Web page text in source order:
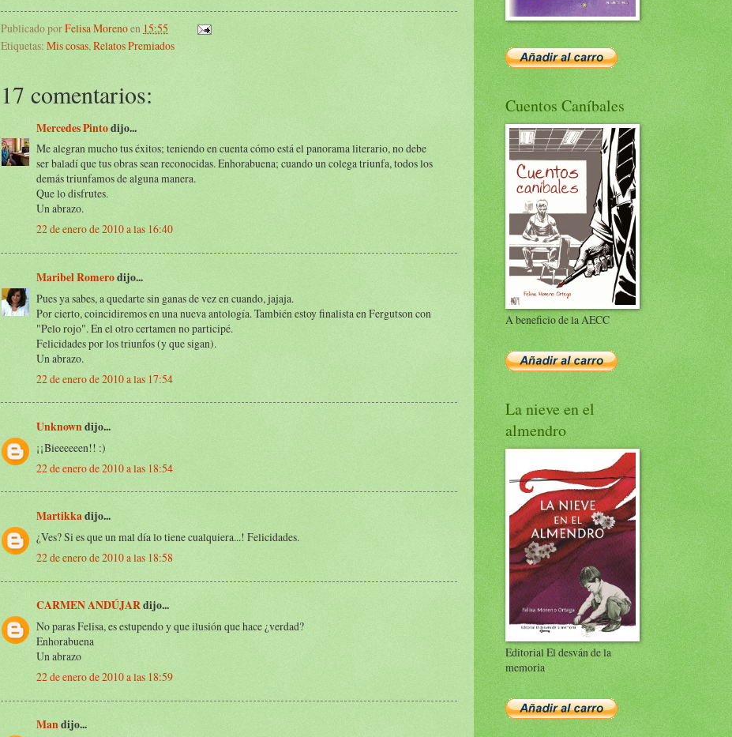
Publicado porFelisa Morenoen 15:55
Etiquetas: Mis cosas, Relatos Premiados
17 comentarios:
Mercedes Pintodijo...
Me alegran mucho tus éxitos; teniendo en cuenta cómo está el panorama literario, no debe
ser baladí que tus obras sean reconocidas. Enhorabuena; cuando un colega triunfa, todos los
demás triunfamos de alguna manera.
Que lo disfrutes.
Un abrazo.
22 de enero de 2010 a las 16:40
Maribel Romerodijo...
Pues ya sabes, a quedarte sin ganas de vez en cuando, jajaja.
Por cierto, coincidiremos en una nueva antología. También estoy finalista en Fergutson con
"Pelo rojo". En el otro certamen no participé.
Felicidades por los triunfos (y que sigan).
Un abrazo.
22 de enero de 2010 a las 17:54
Unknowndijo...
¡¡Bieeeeeen!! :)
22 de enero de 2010 a las 18:54
Martikkadijo...
¿Ves? Si es que un mal día lo tiene cualquiera...! Felicidades.
22 de enero de 2010 a las 18:58
CARMEN ANDÚJARdijo...
No paras Felisa, es estupendo y que ilusión que hace ¿verdad?
Enhorabuena
Un abrazo
22 de enero de 2010 a las 18:59
Mandijo...
Cuentos Caníbales
A beneficio de la AECC
La nieve en el
almendro
Editorial El desván de la
memoria